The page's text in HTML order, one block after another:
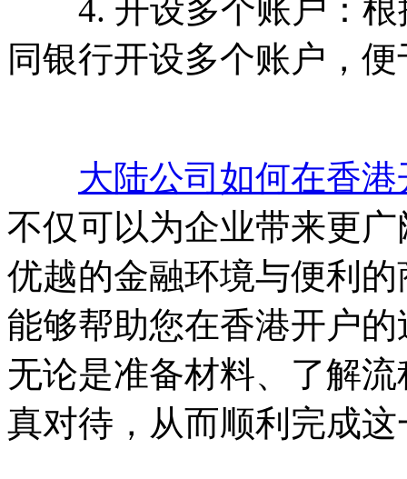
4. 开设多个账户：根
同银行开设多个账户，
大陆公司如何在香港
不仅可以为企业带来更
优越的金融环境与便利
能够帮助您在香港开户
无论是准备材料、了解
真对待，从而顺利完成